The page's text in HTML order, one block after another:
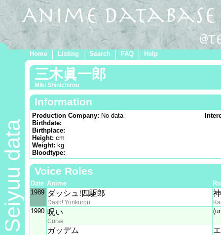
Home Listing Search FAQ Help
Seiyuu data
三木眞一郎
Miki Shinichirou
Information
Production Company: No data
Birthdate:
Birthplace:
Height: cm
Weight: kg
Bloodtype:
Voice Roles
Date Anime
1989 ダッシュ!四駆郎
Dash! Yonkurou
1990 呪い
Curse
ガッデム